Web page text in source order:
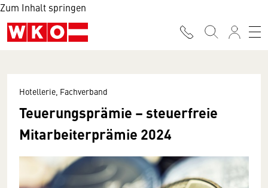
Zum Inhalt springen
Hotellerie, Fachverband
Teuerungsprämie – steuerfreie
Mitarbeiterprämie 2024